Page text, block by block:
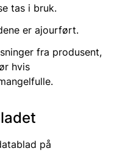
tas i bruk.
er ajourført.
fra produsent,
hvis
på